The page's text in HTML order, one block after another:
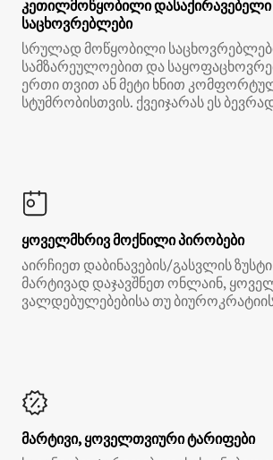
კეთილმოწყობილი დასაქირავებელი
საცხოვრებლები
სრულად მოწყობილი
სამზარეულოებით და
ერთი თვით ან მეტი ხნით
სტუმრობისთვის. ქვეიჯარას ეს
ყოველმხრივ მოქნილი პირობები
აირჩიეთ დაბინავების/გასვლის
მარტივად დაჯავშნეთ ონლაინ,
ვალდებულებებისა თუ
მარტივი, ყოველთვიური ტარიფები